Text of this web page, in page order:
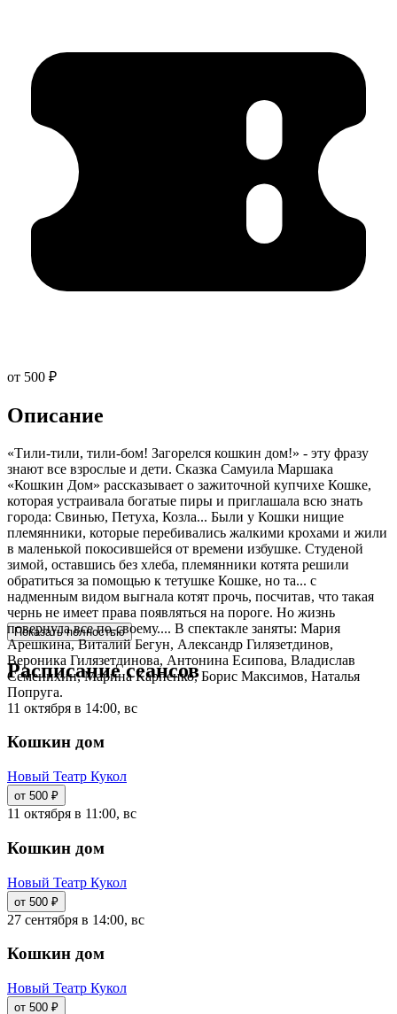
от 500 ₽
Описание
«Тили-тили, тили-бом! Загорелся кошкин дом!» - эту фразу
знают все взрослые и дети. Сказка Самуила Маршака
«Кошкин Дом» рассказывает о зажиточной купчихе Кошке,
которая устраивала богатые пиры и приглашала всю знать
города: Свинью, Петуха, Козла... Были у Кошки нищие
племянники, которые перебивались жалкими крохами и жили
в маленькой покосившейся от времени избушке. Студеной
зимой, оставшись без хлеба, племянники котята решили
обратиться за помощью к тетушке Кошке, но та... с
надменным видом выгнала котят прочь, посчитав, что такая
чернь не имеет права появляться на пороге. Но жизнь
повернула все по-своему.... В спектакле заняты: Мария
Арешкина, Виталий Бегун, Александр Гилязетдинов,
Вероника Гилязетдинова, Антонина Есипова, Владислав
Семенихин, Марина Карпенко, Борис Максимов, Наталья
Попруга.
Показать полностью
Расписание сеансов
11 октября в 14:00, вс
Кошкин дом
Новый Театр Кукол
от 500 ₽
11 октября в 11:00, вс
Кошкин дом
Новый Театр Кукол
от 500 ₽
27 сентября в 14:00, вс
Кошкин дом
Новый Театр Кукол
от 500 ₽